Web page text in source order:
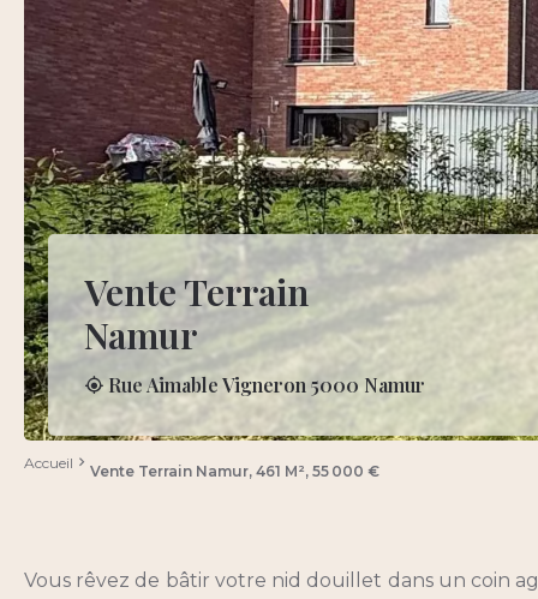
Vente Terrain
Namur
Rue Aimable Vigneron 5000 Namur
Accueil Vente Terrain Namur, 461 M², 55 000 €
Vous rêvez de bâtir votre nid douillet dans un coin